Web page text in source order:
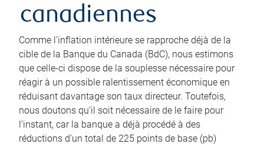
canadiennes
Comme l’inflation intérieure se rapproche déjà de la
cible de la Banque du Canada (BdC), nous estimons
que celle-ci dispose de la souplesse nécessaire pour
réagir à un possible ralentissement économique en
réduisant davantage son taux directeur. Toutefois,
nous doutons qu’il soit nécessaire de le faire pour
l’instant, car la banque a déjà procédé à des
réductions d’un total de 225 points de base (pb)